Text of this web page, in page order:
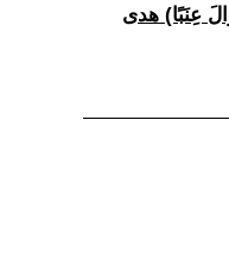
عِنَبًا) هدى